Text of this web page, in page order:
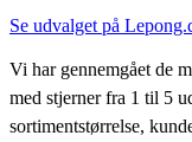
Se udvalget på
Vi har gennemgået de
med stjerner fra 1 til 5
sortimentstørrelse,